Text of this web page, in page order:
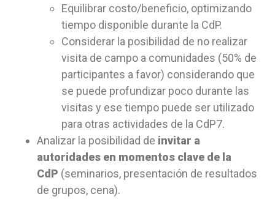
Equilibrar costo/beneficio, optimizando
tiempo disponible durante la CdP.
Considerar la posibilidad de no realizar
visita de campo a comunidades (50% de
participantes a favor) considerando que
se puede profundizar poco durante las
visitas y ese tiempo puede ser utilizado
para otras actividades de la CdP7.
Analizar la posibilidad de invitar a
autoridades en momentos clave de la
CdP (seminarios, presentación de resultados
de grupos, cena).